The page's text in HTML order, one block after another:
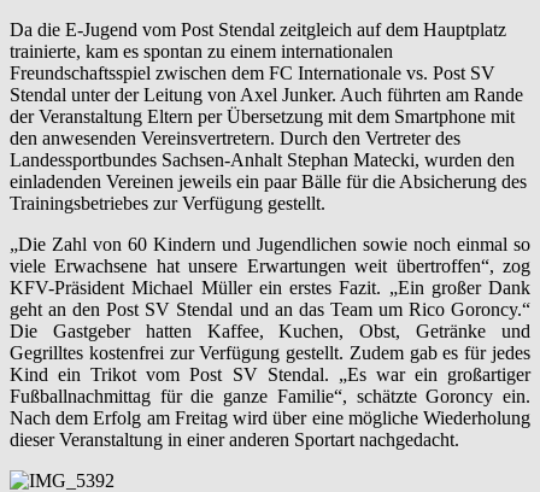
Da die E-Jugend vom Post Stendal zeitgleich auf dem Hauptplatz
trainierte, kam es spontan zu einem internationalen
Freundschaftsspiel zwischen dem FC Internationale vs. Post SV
Stendal unter der Leitung von Axel Junker. Auch führten am Rande
der Veranstaltung Eltern per Übersetzung mit dem Smartphone mit
den anwesenden Vereinsvertretern. Durch den Vertreter des
Landessportbundes Sachsen-Anhalt Stephan Matecki, wurden den
einladenden Vereinen jeweils ein paar Bälle für die Absicherung des
Trainingsbetriebes zur Verfügung gestellt.
„Die Zahl von 60 Kindern und Jugendlichen sowie noch einmal so
viele Erwachsene hat unsere Erwartungen weit übertroffen“, zog
KFV-Präsident Michael Müller ein erstes Fazit. „Ein großer Dank
geht an den Post SV Stendal und an das Team um Rico Goroncy.“
Die Gastgeber hatten Kaffee, Kuchen, Obst, Getränke und
Gegrilltes kostenfrei zur Verfügung gestellt. Zudem gab es für jedes
Kind ein Trikot vom Post SV Stendal. „Es war ein großartiger
Fußballnachmittag für die ganze Familie“, schätzte Goroncy ein.
Nach dem Erfolg am Freitag wird über eine mögliche Wiederholung
dieser Veranstaltung in einer anderen Sportart nachgedacht.